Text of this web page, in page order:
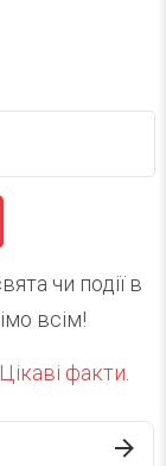
чи події в
всім!
Цікаві факти.